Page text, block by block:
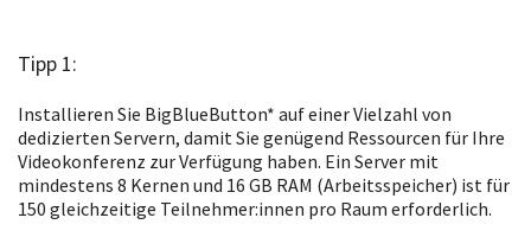
Tipp 1:
Installieren Sie BigBlueButton* auf einer Vielzahl von
dedizierten Servern, damit Sie genügend Ressourcen für Ihre
Videokonferenz zur Verfügung haben. Ein Server mit
mindestens 8 Kernen und 16 GB RAM (Arbeitsspeicher) ist für
150 gleichzeitige Teilnehmer:innen pro Raum erforderlich.